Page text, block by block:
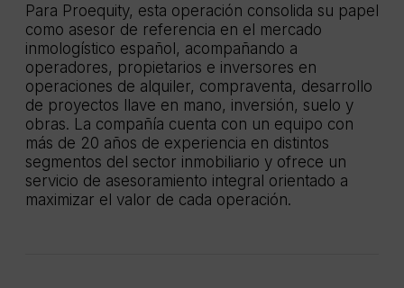
Para Proequity, esta operación consolida su papel
como asesor de referencia en el mercado
inmologístico español, acompañando a
operadores, propietarios e inversores en
operaciones de alquiler, compraventa, desarrollo
de proyectos llave en mano, inversión, suelo y
obras. La compañía cuenta con un equipo con
más de 20 años de experiencia en distintos
segmentos del sector inmobiliario y ofrece un
servicio de asesoramiento integral orientado a
maximizar el valor de cada operación.